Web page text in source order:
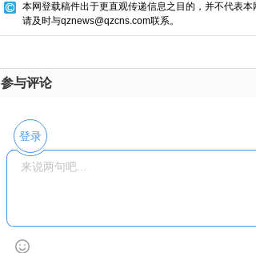
本网登载稿件出于更直观传递信息之目的，并不代表
请及时与qznews@qzcns.com联系。
参与评论
登录